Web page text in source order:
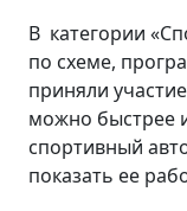
В категории
по схеме,
приняли
можно быстрее
спортивный
показать ее